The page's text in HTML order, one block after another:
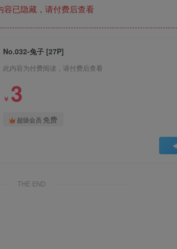
已隐藏，请付费后查看
No.032-兔子 [27P]
此内容为付费阅读，请付费后查看
￥ 3
超级会员 免费
THE END